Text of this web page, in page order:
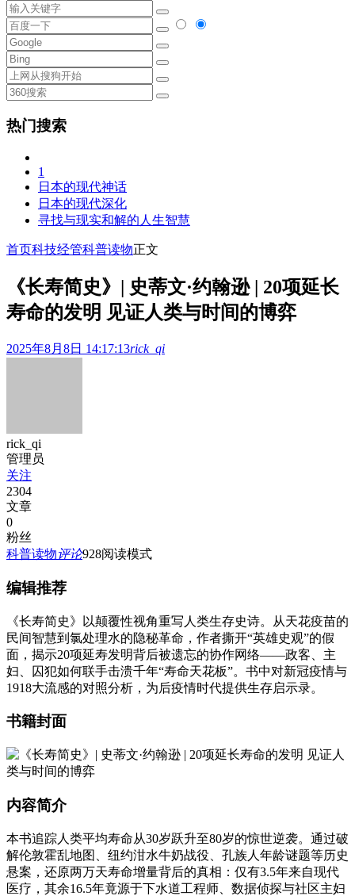
热门搜索
1
日本的现代神话
日本的现代深化
寻找与现实和解的人生智慧
首页科技经管科普读物正文
《长寿简史》| 史蒂文·约翰逊 | 20项延长
寿命的发明 见证人类与时间的博弈
2025年8月8日 14:17:13rick_qi
rick_qi
管理员
关注
2304
文章
0
粉丝
科普读物评论928阅读模式
编辑推荐
《长寿简史》以颠覆性视角重写人类生存史诗。从天花疫苗的
民间智慧到氯处理水的隐秘革命，作者撕开“英雄史观”的假
面，揭示20项延寿发明背后被遗忘的协作网络——政客、主
妇、囚犯如何联手击溃千年“寿命天花板”。书中对新冠疫情与
1918大流感的对照分析，为后疫情时代提供生存启示录。
书籍封面
内容简介
本书追踪人类平均寿命从30岁跃升至80岁的惊世逆袭。通过破
解伦敦霍乱地图、纽约泔水牛奶战役、孔族人年龄谜题等历史
悬案，还原两万天寿命增量背后的真相：仅有3.5年来自现代
医疗，其余16.5年竟源于下水道工程师、数据侦探与社区主妇